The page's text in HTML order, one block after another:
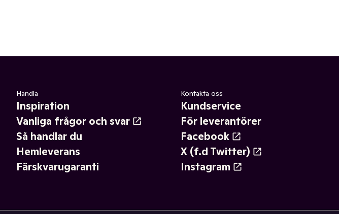
Handla
Inspiration
Vanliga frågor och svar
Så handlar du
Hemleverans
Färskvarugaranti
Kontakta oss
Kundservice
För leverantörer
Facebook
X (f.d Twitter)
Instagram